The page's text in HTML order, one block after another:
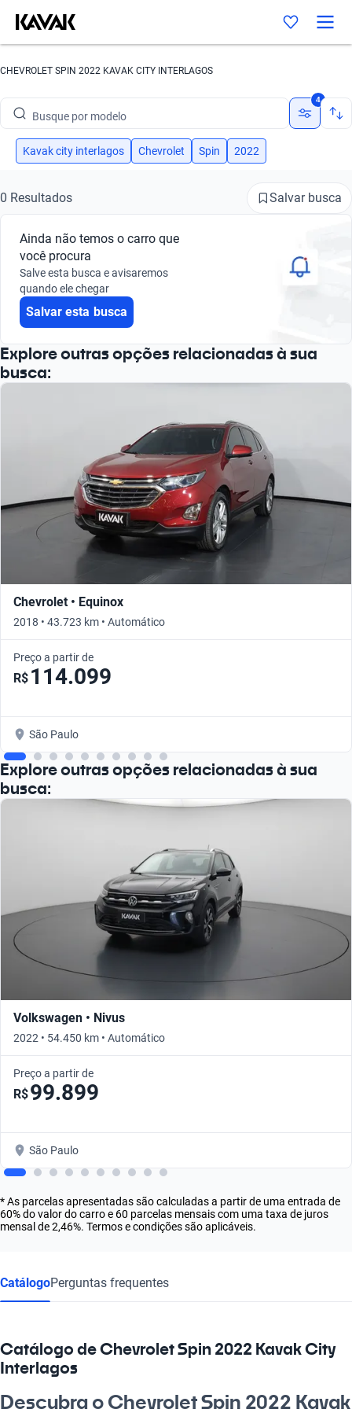
CHEVROLET SPIN 2022 KAVAK CITY INTERLAGOS
Busque por modelo
Busque por versão
Busque por marca
Busque por modelo
Busque por versão
4
Kavak city interlagos Chevrolet Spin 2022
0 Resultados Salvar busca
Ainda não temos o carro que
você procura
Salve esta busca e avisaremos
quando ele chegar
Salvar esta busca
Explore outras opções relacionadas à sua
busca:
Chevrolet • Equinox
2018 • 43.723 km • Automático
Preço a partir de
R$ 114.099
São Paulo
Explore outras opções relacionadas à sua
busca:
Volkswagen • Nivus
2022 • 54.450 km • Automático
Preço a partir de
R$99.899
São Paulo
* As parcelas apresentadas são calculadas a partir de uma entrada de
60% do valor do carro e 60 parcelas mensais com uma taxa de juros
mensal de 2,46%. Termos e condições são aplicáveis.
CatálogoPerguntas frequentes
Catálogo de Chevrolet Spin 2022 Kavak City
Interlagos
Descubra o Chevrolet Spin 2022 Kavak